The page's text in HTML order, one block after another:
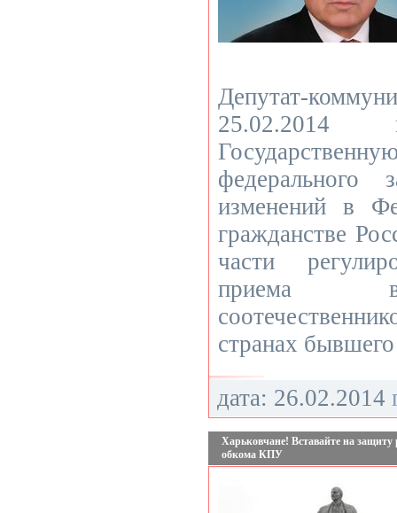
Депутат-
федерального
изменений в
гражданстве
части
приема в
странах
дата: 26.02.2014
Харьковчане! Вставайте на
обкома КПУ